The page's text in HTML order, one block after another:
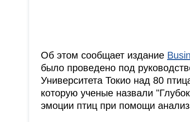
Об этом сообщает издание
было проведено под
Университета Токио над 80
которую ученые назвали
эмоции птиц при помощи